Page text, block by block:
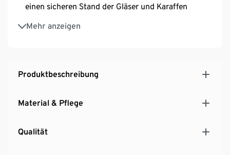
einen sicheren Stand der Gläser und Karaffen
Mehr anzeigen
Oberflächen mit hochwertiger, strapazierfähiger
Pulverbeschichtung in matter Optik
Produktbeschreibung
Material & Pflege
Qualität